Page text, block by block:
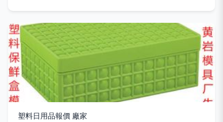
塑料日用品報價 廠家